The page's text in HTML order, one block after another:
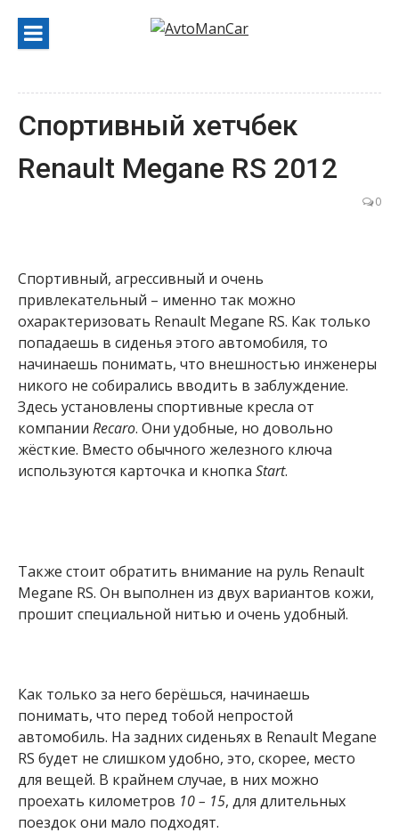
содержанию
Спортивный хетчбек
Renault Megane RS 2012
0
Спортивный, агрессивный и очень
привлекательный – именно так можно
охарактеризовать Renault Megane RS. Как только
попадаешь в сиденья этого автомобиля, то
начинаешь понимать, что внешностью инженеры
никого не собирались вводить в заблуждение.
Здесь установлены спортивные кресла от
компании Recaro. Они удобные, но довольно
жёсткие. Вместо обычного железного ключа
используются карточка и кнопка Start.
Также стоит обратить внимание на руль Renault
Megane RS. Он выполнен из двух вариантов кожи,
прошит специальной нитью и очень удобный.
Как только за него берёшься, начинаешь
понимать, что перед тобой непростой
автомобиль. На задних сиденьях в Renault Megane
RS будет не слишком удобно, это, скорее, место
для вещей. В крайнем случае, в них можно
проехать километров 10 – 15, для длительных
поездок они мало подходят.